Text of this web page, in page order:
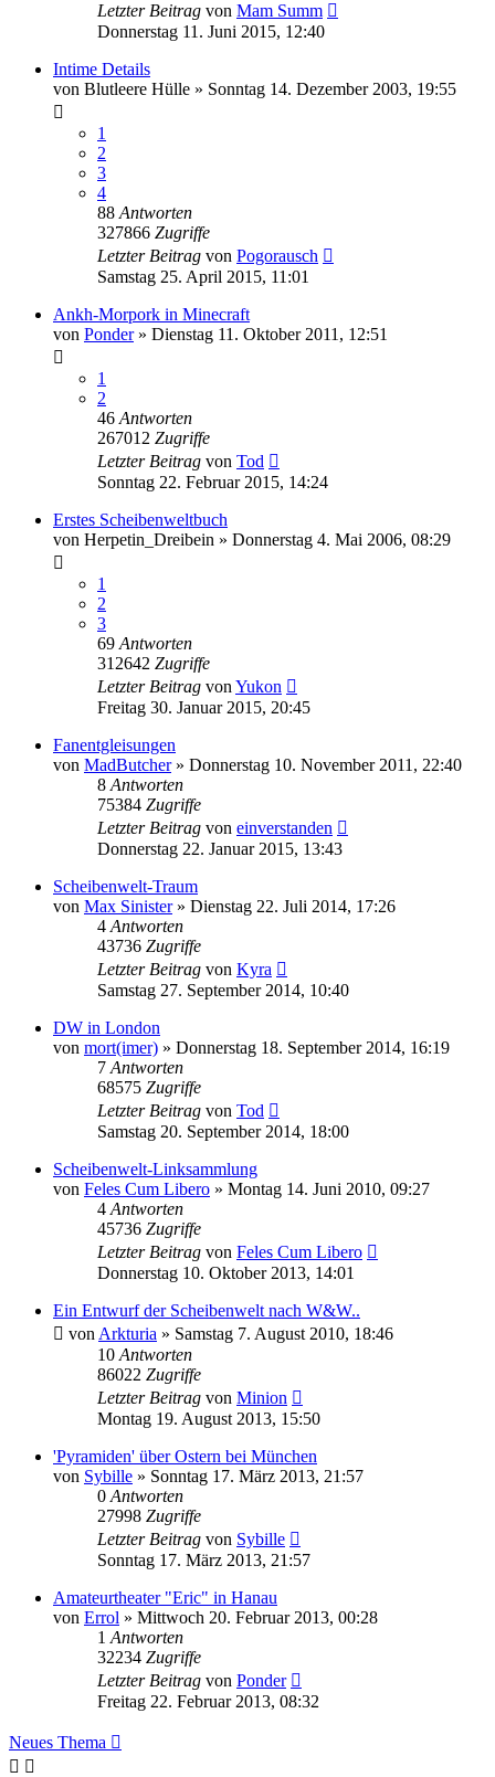
Letzter Beitrag von Mam Summ
Donnerstag 11. Juni 2015, 12:40
Intime Details
von Blutleere Hülle » Sonntag 14. Dezember 2003, 19:55
1
2
3
4
88 Antworten
327866 Zugriffe
Letzter Beitrag von Pogorausch
Samstag 25. April 2015, 11:01
Ankh-Morpork in Minecraft
von Ponder» Dienstag 11. Oktober 2011, 12:51
1
2
46 Antworten
267012 Zugriffe
Letzter Beitrag von Tod
Sonntag 22. Februar 2015, 14:24
Erstes Scheibenweltbuch
von Herpetin_Dreibein » Donnerstag 4. Mai 2006, 08:29
1
2
3
69 Antworten
312642 Zugriffe
Letzter Beitrag von Yukon
Freitag 30. Januar 2015, 20:45
Fanentgleisungen
von MadButcher» Donnerstag 10. November 2011, 22:40
8 Antworten
75384 Zugriffe
Letzter Beitrag von einverstanden
Donnerstag 22. Januar 2015, 13:43
Scheibenwelt-Traum
von Max Sinister» Dienstag 22. Juli 2014, 17:26
4 Antworten
43736 Zugriffe
Letzter Beitrag von Kyra
Samstag 27. September 2014, 10:40
DW in London
von mort(imer) » Donnerstag 18. September 2014, 16:19
7 Antworten
68575 Zugriffe
Letzter Beitrag von Tod
Samstag 20. September 2014, 18:00
Scheibenwelt-Linksammlung
von Feles Cum Libero » Montag 14. Juni 2010, 09:27
4 Antworten
45736 Zugriffe
Letzter Beitrag von Feles Cum Libero
Donnerstag 10. Oktober 2013, 14:01
Ein Entwurf der Scheibenwelt nach W&W..
von Arkturia » Samstag 7. August 2010, 18:46
10 Antworten
86022 Zugriffe
Letzter Beitrag von Minion
Montag 19. August 2013, 15:50
'Pyramiden' über Ostern bei München
von Sybille » Sonntag 17. März 2013, 21:57
0 Antworten
27998 Zugriffe
Letzter Beitrag von Sybille
Sonntag 17. März 2013, 21:57
Amateurtheater "Eric" in Hanau
von Errol » Mittwoch 20. Februar 2013, 00:28
1 Antworten
32234 Zugriffe
Letzter Beitrag von Ponder
Freitag 22. Februar 2013, 08:32
Neues Thema